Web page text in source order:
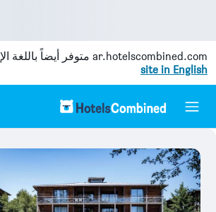
ar.hotelscombined.com متوفر أيضاً باللغة
site in English